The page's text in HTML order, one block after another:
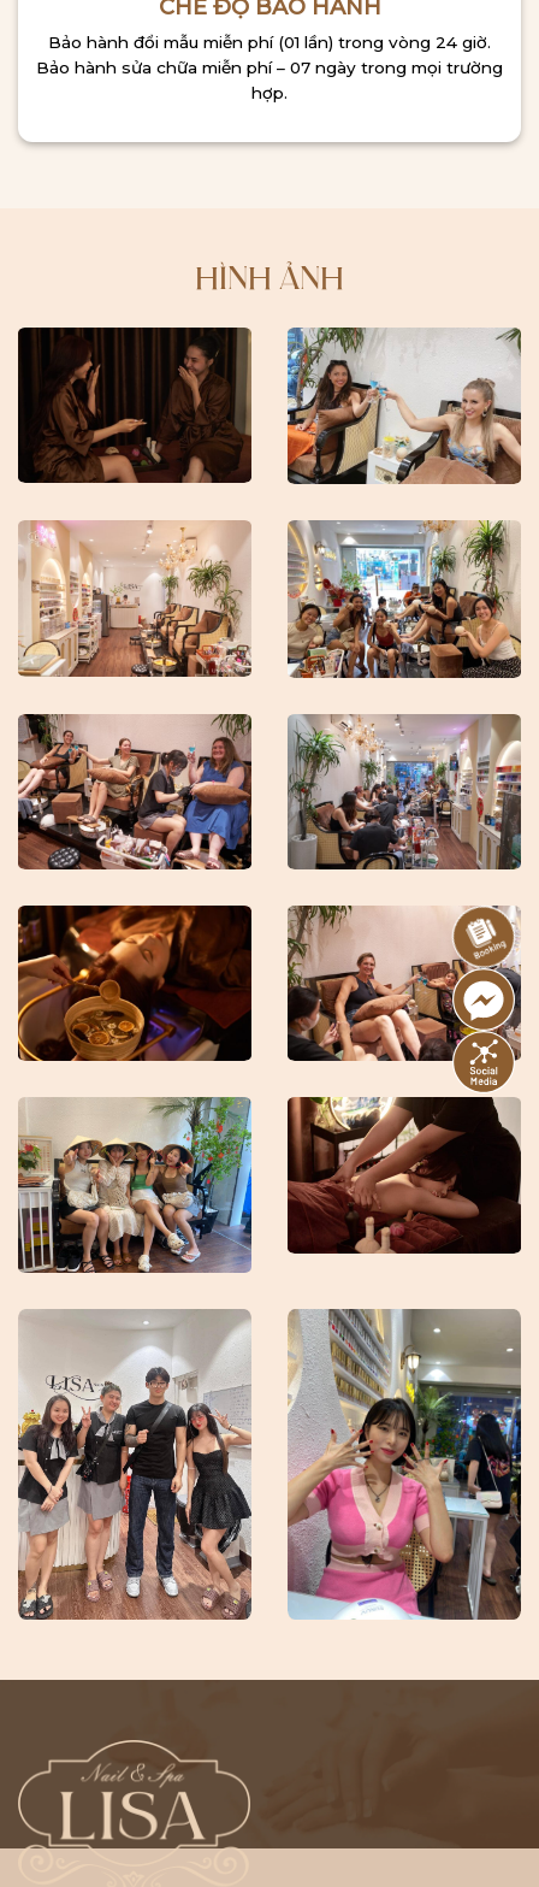
CHẾ ĐỘ BẢO HÀNH
Bảo hành đổi mẫu miễn phí (01 lần) trong vòng 24 giờ.
Bảo hành sửa chữa miễn phí – 07 ngày trong mọi trường
hợp.
HÌNH ẢNH